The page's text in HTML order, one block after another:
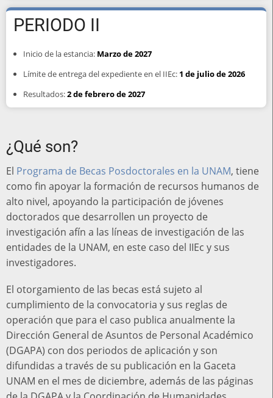
PERIODO II
Inicio de la estancia: Marzo de 2027
Límite de entrega del expediente en el IIEc: 1 de julio de 2026
Resultados:2 de febrero de 2027
¿Qué son?
El Programa de Becas Posdoctorales en la UNAM, tiene
como fin apoyar la formación de recursos humanos de
alto nivel, apoyando la participación de jóvenes
doctorados que desarrollen un proyecto de
investigación afín a las líneas de investigación de las
entidades de la UNAM, en este caso del IIEc y sus
investigadores.
El otorgamiento de las becas está sujeto al
cumplimiento de la convocatoria y sus reglas de
operación que para el caso publica anualmente la
Dirección General de Asuntos de Personal Académico
(DGAPA) con dos periodos de aplicación y son
difundidas a través de su publicación en la Gaceta
UNAM en el mes de diciembre, además de las páginas